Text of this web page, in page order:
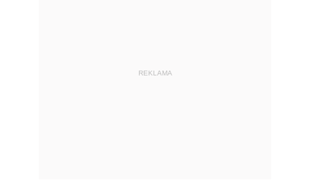
REKLAMA